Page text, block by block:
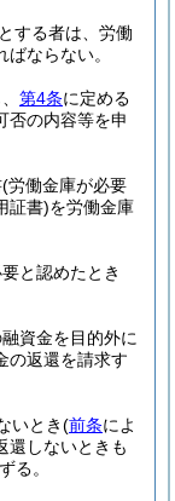
する者は、労働
ならない。
第4条に定める
否の内容等を申
(労働金庫が必要
証書)を労働金庫
と認めたとき
資金を目的外に
の返還を請求す
いとき(前条によ
還しないときも
る。